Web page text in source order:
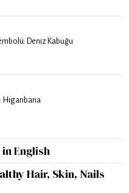
Deniz Kabuğu
Higanbana
English
Hair, Skin, Nails